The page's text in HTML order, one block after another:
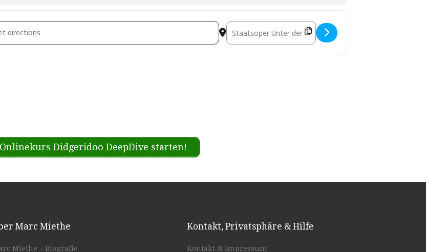
der Staatskapelle Berlin, Apollosaal [unWTlZvBg]Destination Address - Marc @ Bläserquintett der
Didgeridoo DeepDive starten!
Marc Miethe
Miethe – Biografie
Kontakt, Privatsphäre & Hilfe
Kontakt & Impressum